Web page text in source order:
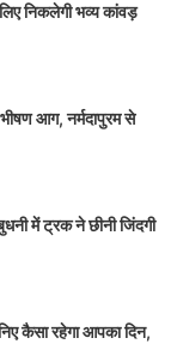
निकलेगी भव्य कांवड़
आग, नर्मदापुरम से
में ट्रक ने छीनी जिंदगी
कैसा रहेगा आपका दिन,